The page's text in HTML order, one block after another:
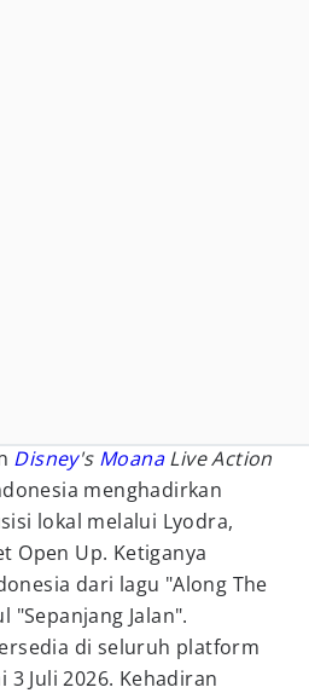
Disney's MoanaLive Action
menghadirkan
lokal melalui Lyodra,
Open Up. Ketiganya
dari lagu "Along The
"Sepanjang Jalan".
di seluruh platform
Juli 2026. Kehadiran